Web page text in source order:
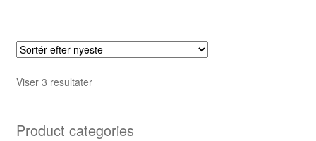
Viser 3 resultaterSorteret
Product categories